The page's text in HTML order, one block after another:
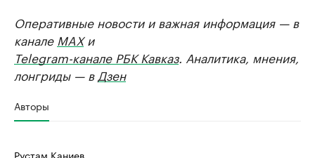
Оперативные новости и важная информация — в
канале MAXи
Telegram-канале РБК Кавказ. Аналитика, мнения,
лонгриды — в Дзен
Авторы
Рустам Каниев